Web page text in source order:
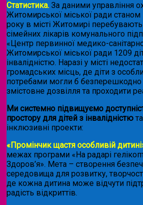
Статистика. За даними управління
Житомирської міської ради станом
року в місті Житомирі перебувають
сімейних лікарів комунального
«Центр первинної медико-
Житомирської міської ради 1209
інвалідністю. Наразі у місті
громадських місць, де діти з
потребами могли б
змістовне дозвілля та проходити
Ми системно підвищуємо
простору для дітей з інвалідністю
інклюзивні проекти:
«Промінчик щастя особливій
межах програми «На радарі
Здоров’я». Мета – створення
середовища для розвитку,
де кожна дитина може відчути
радість відкриттів.